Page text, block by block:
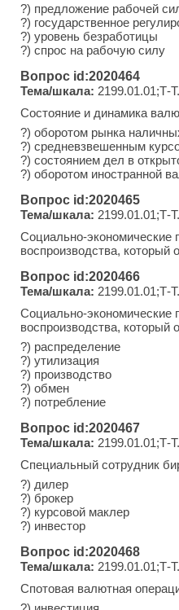
?) предложение рабочей
?) государственное
?) уровень безработицы
?) спрос на рабочую силу
Вопрос id:2020464
Тема/шкала: 2199.01.01;Т-
Состояние и динамика
?) оборотом рынка
?) средневзвешенным
?) состоянием дел в
?) оборотом иностранной
Вопрос id:2020465
Тема/шкала: 2199.01.01;Т-
Социально-экономические
воспроизводства, который
Вопрос id:2020466
Тема/шкала: 2199.01.01;Т-
Социально-экономические
воспроизводства, который
?) распределение
?) утилизация
?) производство
?) обмен
?) потребление
Вопрос id:2020467
Тема/шкала: 2199.01.01;Т-
Специальный сотрудник
?) дилер
?) брокер
?) курсовой маклер
?) инвестор
Вопрос id:2020468
Тема/шкала: 2199.01.01;Т-
Спотовая валютная